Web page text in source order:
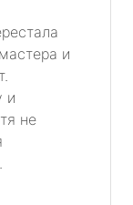
и
и
не